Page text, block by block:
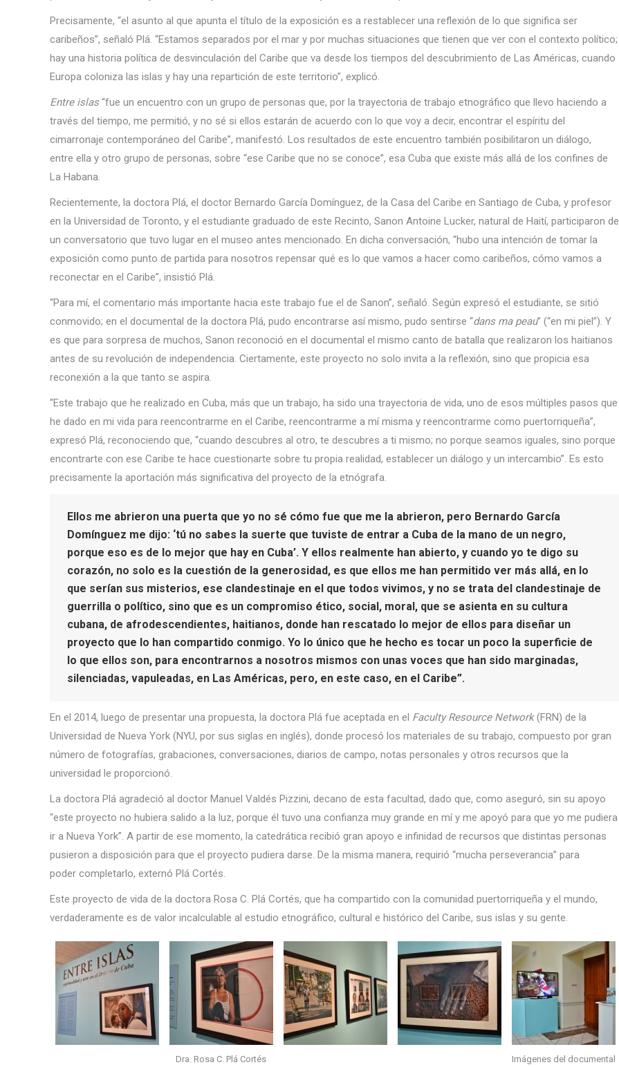
Precisamente, “el asunto al que apunta el título de la exposición es a restablecer una reflexión de lo que significa ser
caribeños”, señaló Plá. “Estamos separados por el mar y por muchas situaciones que tienen que ver con el contexto político;
hay una historia política de desvinculación del Caribe que va desde los tiempos del descubrimiento de Las Américas, cuando
Europa coloniza las islas y hay una repartición de este territorio”, explicó.
Entre islas“fue un encuentro con un grupo de personas que, por la trayectoria de trabajo etnográfico que llevo haciendo a
través del tiempo, me permitió, y no sé si ellos estarán de acuerdo con lo que voy a decir, encontrar el espíritu del
cimarronaje contemporáneo del Caribe”, manifestó. Los resultados de este encuentro también posibilitaron un diálogo,
entre ella y otro grupo de personas, sobre “ese Caribe que no se conoce”, esa Cuba que existe más allá de los confines de
La Habana.
Recientemente, la doctora Plá, el doctor Bernardo García Domínguez, de la Casa del Caribe en Santiago de Cuba, y profesor
en la Universidad de Toronto, y el estudiante graduado de este Recinto, Sanon Antoine Lucker, natural de Haití, participaron de
un conversatorio que tuvo lugar en el museo antes mencionado. En dicha conversación, “hubo una intención de tomar la
exposición como punto de partida para nosotros repensar qué es lo que vamos a hacer como caribeños, cómo vamos a
reconectar en el Caribe”, insistió Plá.
“Para mí, el comentario más importante hacia este trabajo fue el de Sanon”, señaló. Según expresó el estudiante, se sitió
conmovido; en el documental de la doctora Plá, pudo encontrarse así mismo, pudo sentirse “dans ma peau” (“en mi piel”). Y
es que para sorpresa de muchos, Sanon reconoció en el documental el mismo canto de batalla que realizaron los haitianos
antes de su revolución de independencia. Ciertamente, este proyecto no solo invita a la reflexión, sino que propicia esa
reconexión a la que tanto se aspira.
“Este trabajo que he realizado en Cuba, más que un trabajo, ha sido una trayectoria de vida, uno de esos múltiples pasos que
he dado en mi vida para reencontrarme en el Caribe, reencontrarme a mí misma y reencontrarme como puertorriqueña”,
expresó Plá, reconociendo que, “cuando descubres al otro, te descubres a ti mismo; no porque seamos iguales, sino porque
encontrarte con ese Caribe te hace cuestionarte sobre tu propia realidad, establecer un diálogo y un intercambio”. Es esto
precisamente la aportación más significativa del proyecto de la etnógrafa.
Ellos me abrieron una puerta que yo no sé cómo fue que me la abrieron, pero Bernardo García
Domínguez me dijo: ‘tú no sabes la suerte que tuviste de entrar a Cuba de la mano de un negro,
porque eso es de lo mejor que hay en Cuba’. Y ellos realmente han abierto, y cuando yo te digo su
corazón, no solo es la cuestión de la generosidad, es que ellos me han permitido ver más allá, en lo
que serían sus misterios, ese clandestinaje en el que todos vivimos, y no se trata del clandestinaje de
guerrilla o político, sino que es un compromiso ético, social, moral, que se asienta en su cultura
cubana, de afrodescendientes, haitianos, donde han rescatado lo mejor de ellos para diseñar un
proyecto que lo han compartido conmigo. Yo lo único que he hecho es tocar un poco la superficie de
lo que ellos son, para encontrarnos a nosotros mismos con unas voces que han sido marginadas,
silenciadas, vapuleadas, en Las Américas, pero, en este caso, en el Caribe”.
En el 2014, luego de presentar una propuesta, la doctora Plá fue aceptada en el Faculty Resource Network(FRN) de la
Universidad de Nueva York (NYU, por sus siglas en inglés), donde procesó los materiales de su trabajo, compuesto por gran
número de fotografías, grabaciones, conversaciones, diarios de campo, notas personales y otros recursos que la
universidad le proporcionó.
La doctora Plá agradeció al doctor Manuel Valdés Pizzini, decano de esta facultad, dado que, como aseguró, sin su apoyo
“este proyecto no hubiera salido a la luz, porque él tuvo una confianza muy grande en mí y me apoyó para que yo me pudiera
ir a Nueva York”. A partir de ese momento, la catedrática recibió gran apoyo e infinidad de recursos que distintas personas
pusieron a disposición para que el proyecto pudiera darse. De la misma manera, requirió “mucha perseverancia” para
poder completarlo, externó Plá Cortés.
Este proyecto de vida de la doctora Rosa C. Plá Cortés, que ha compartido con la comunidad puertorriqueña y el mundo,
verdaderamente es de valor incalculable al estudio etnográfico, cultural e histórico del Caribe, sus islas y su gente.
Dra. Rosa C. Plá Cortés
Imágenes del documental